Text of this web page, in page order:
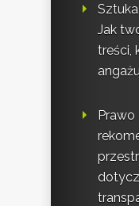
Jak
treści,
Prawo